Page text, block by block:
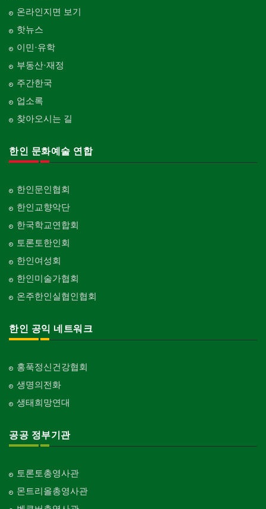
온라인지면 보기
핫뉴스
이민·유학
부동산·재정
주간한국
업소록
찾아오시는 길
한인 문화예술 연합
한인문인협회
한인교향악단
한국학교연합회
토론토한인회
한인여성회
한인미술가협회
온주한인실협인협회
한인 공익 네트워크
홍푹정신건강협회
생명의전화
생태희망연대
공공 정부기관
토론토총영사관
몬트리올총영사관